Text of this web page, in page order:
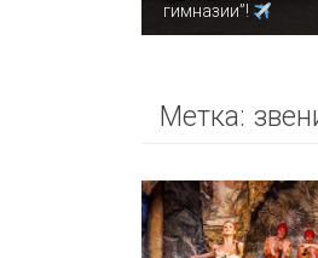
гимназии”!
Метка: